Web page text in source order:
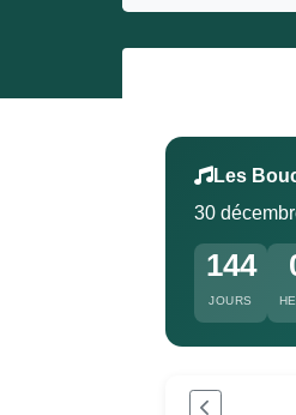
Les
30
144
JOURS